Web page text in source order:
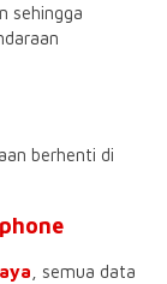
sehingga
berhenti di
, semua data